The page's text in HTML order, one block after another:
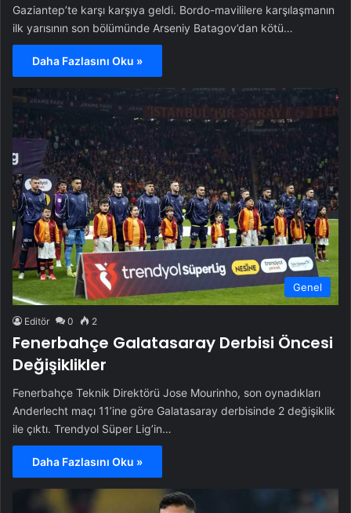
Gaziantep’te karşı karşıya geldi. Bordo-mavililere karşılaşmanın
ilk yarısının son bölümünde Arseniy Batagov’dan kötü…
Daha Fazlasını Oku »
Genel
Editör 0 2
Fenerbahçe Galatasaray Derbisi Öncesi
Değişiklikler
Fenerbahçe Teknik Direktörü Jose Mourinho, son oynadıkları
Anderlecht maçı 11’ine göre Galatasaray derbisinde 2 değişiklik
ile çıktı. Trendyol Süper Lig’in…
Daha Fazlasını Oku »